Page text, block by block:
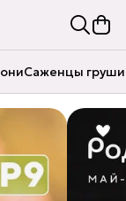
Саженцы груши